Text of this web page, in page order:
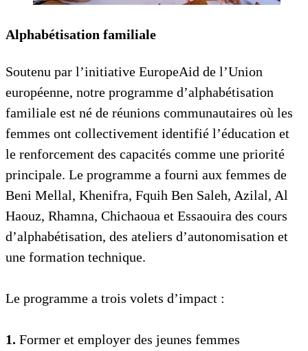
Alphabétisation familiale
Soutenu par l’initiative EuropeAid de l’Union
européenne, notre programme d’alphabétisation
familiale est né de réunions communautaires où les
femmes ont collectivement identifié l’éducation et
le renforcement des capacités comme une priorité
principale. Le programme a fourni aux femmes de
Beni Mellal, Khenifra, Fquih Ben Saleh, Azilal, Al
Haouz, Rhamna, Chichaoua et Essaouira des cours
d’alphabétisation, des ateliers d’autonomisation et
une formation technique.
Le programme a trois volets d’impact :
1. Former et employer des jeunes femmes